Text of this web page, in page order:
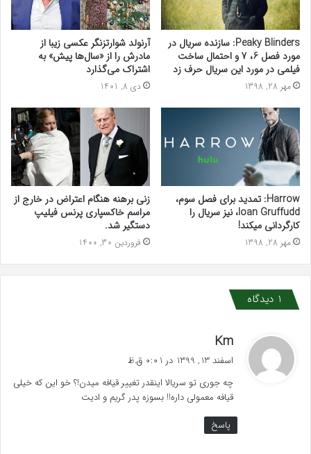
Peaky Blinders: سازنده سریال در
مورد فصل 6، 7 و احتمال ساخت
فیلمی در مورد این سریال حرف زد
مهر 28, 1398
آرنولد شوارتزنگر عکسی زیبا از
مادرش را از «سال‌ها پیش» به
اشتراک می‌گذارد‌
دی 8, 1401
Harrow: تمدید برای فصل سوم،
Ioan Gruffudd، نیز سریال را
کارگردانی میکند!
مهر 28, 1398
زنی برهنه هنگام اعتراض در خارج از
مراسم خاکسپاری پرنس فیلیپ
دستگیر شد.
فروردین 30, 1400
1 دیدگاه
Km
:
اسفند 13, 1399 در 0:01 ق.ظ
چه جوری تو سریالا اینقدر تغییر قیافه میدن!؟ خو این که خیلی
قیافه معمولی داره!! بسوزه پدر گریم و ادیت
پاسخ